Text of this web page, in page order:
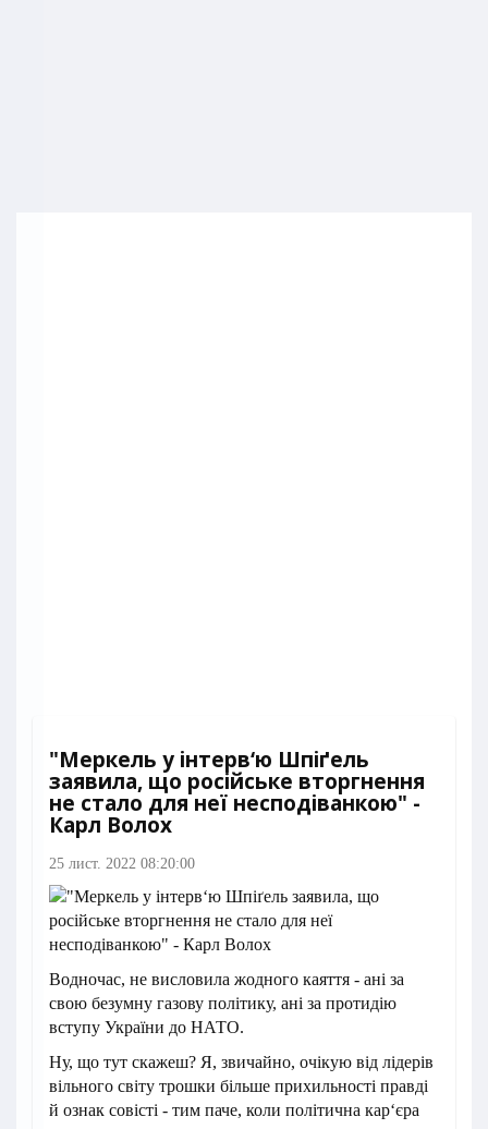
"Меркель у інтерв‘ю Шпіґель
заявила, що російське вторгнення
не стало для неї несподіванкою" -
Карл Волох
25 лист. 2022 08:20:00
Водночас, не висловила жодного каяття - ані за
свою безумну газову політику, ані за протидію
вступу України до НАТО.
Ну, що тут скажеш? Я, звичайно, очікую від лідерів
вільного світу трошки більше прихильності правді
й ознак совісті - тим паче, коли політична кар‘єра